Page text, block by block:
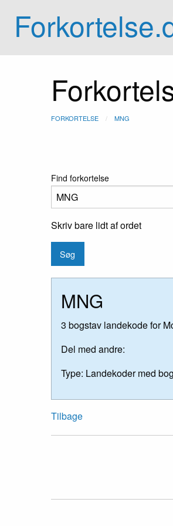
FORKORTELSE MNG
Find forkortelse
Skriv bare lidt af ordet
MNG
3 bogstav landekode for
Del med andre:
Type: Landekoder med
Tilbage